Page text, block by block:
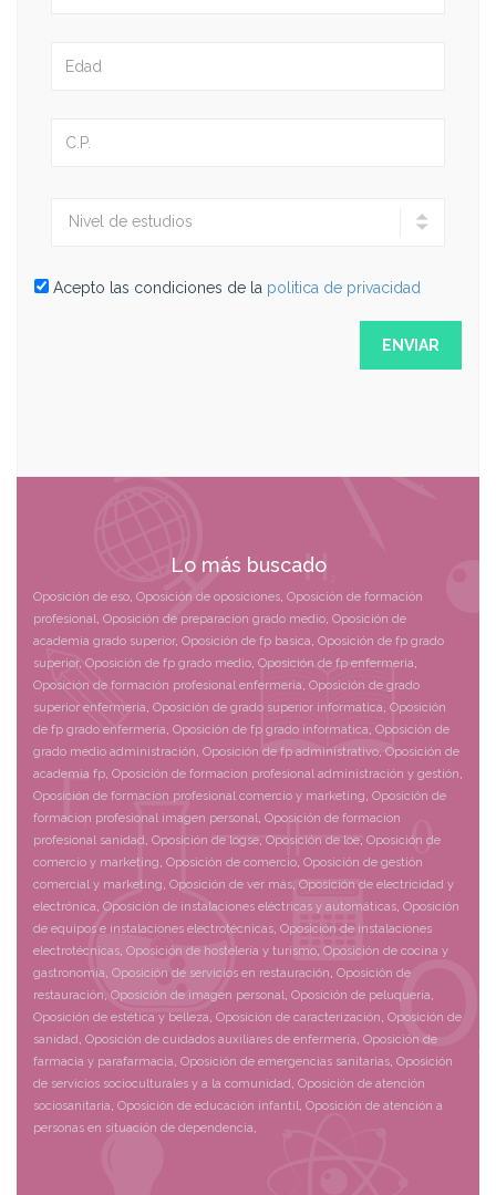
Acepto las condiciones de la politica de privacidad
Lo más buscado
Oposición de eso, Oposición de oposiciones, Oposición de formación
profesional, Oposición de preparacion grado medio, Oposición de
academia grado superior, Oposición de fp basica, Oposición de fp grado
superior, Oposición de fp grado medio, Oposición de fp enfermeria,
Oposición de formación profesional enfermeria, Oposición de grado
superior enfermeria, Oposición de grado superior informatica, Oposición
de fp grado enfermeria, Oposición de fp grado informatica, Oposición de
grado medio administración, Oposición de fp administrativo, Oposición de
academia fp, Oposición de formacion profesional administración y gestión,
Oposición de formacion profesional comercio y marketing, Oposición de
formacion profesional imagen personal, Oposición de formacion
profesional sanidad, Oposición de logse, Oposición de loe, Oposición de
comercio y marketing, Oposición de comercio, Oposición de gestión
comercial y marketing, Oposición de ver más, Oposición de electricidad y
electrónica, Oposición de instalaciones eléctricas y automáticas, Oposición
de equipos e instalaciones electrotécnicas, Oposición de instalaciones
electrotécnicas, Oposición de hostelería y turismo, Oposición de cocina y
gastronomía, Oposición de servicios en restauración, Oposición de
restauración, Oposición de imagen personal, Oposición de peluquería,
Oposición de estética y belleza, Oposición de caracterización, Oposición de
sanidad, Oposición de cuidados auxiliares de enfermería, Oposición de
farmacia y parafarmacia, Oposición de emergencias sanitarias, Oposición
de servicios socioculturales y a la comunidad, Oposición de atención
sociosanitaria, Oposición de educación infantil, Oposición de atención a
personas en situación de dependencia,